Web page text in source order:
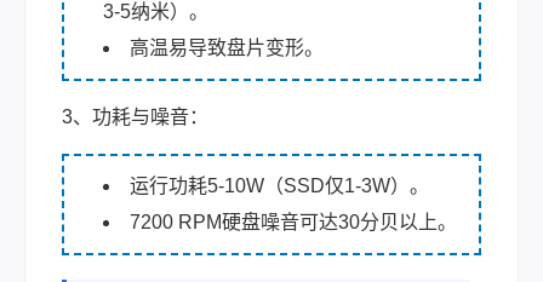
3-5纳米）。
高温易导致盘片变形。
3、功耗与噪音：
运行功耗5-10W（SSD仅1-3W）。
7200 RPM硬盘噪音可达30分贝以上。